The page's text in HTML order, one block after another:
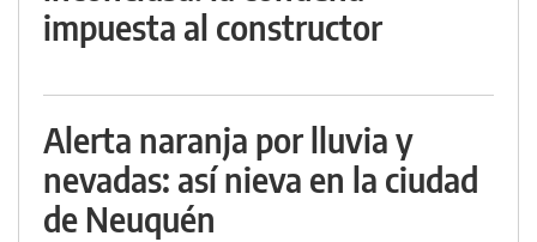
impuesta al constructor
Alerta naranja por lluvia y
nevadas: así nieva en la ciudad
de Neuquén